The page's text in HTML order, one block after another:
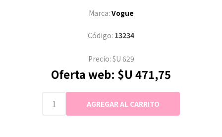
Marca: Vogue
Código: 13234
Precio: $U 629
Oferta web: $U 471,75